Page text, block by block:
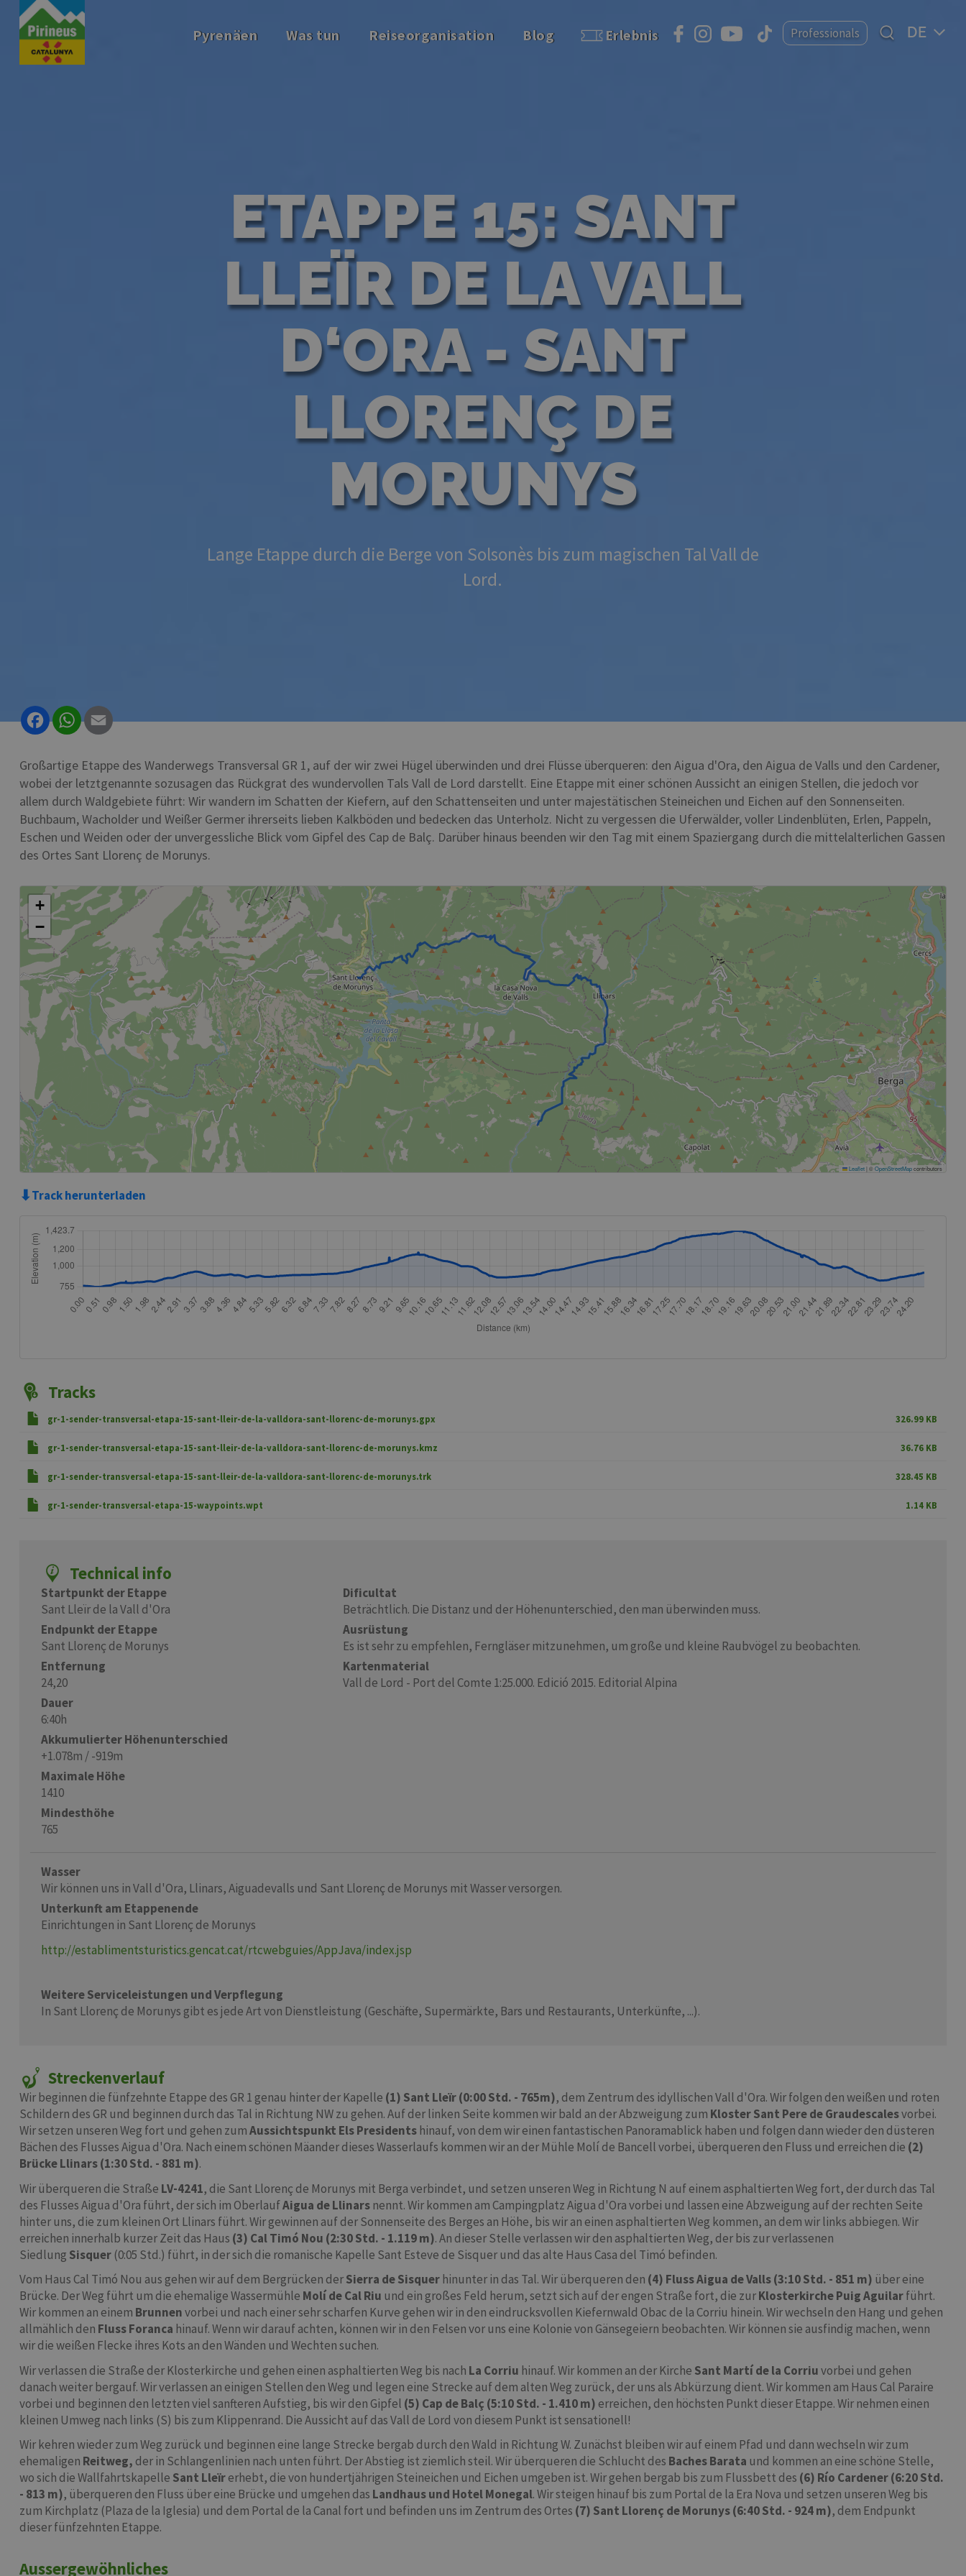
Direkt
zum
Inhalt
Pyrenäen Was tun Reiseorganisation Blog Erlebnis Professionals
Select
your
ETAPPE 15: SANT
LLEÏR DE LA VALL
D‘ORA - SANT
LLORENÇ DE
MORUNYS
Lange Etappe durch die Berge von Solsonès bis zum magischen Tal Vall de
Lord.
FacebookWhatsApp
Großartige Etappe des Wanderwegs Transversal GR 1, auf der wir zwei Hügel überwinden und drei Flüsse überqueren: den Aigua d'Ora, den Aigua de Valls und den Cardener,
wobei der letztgenannte sozusagen das Rückgrat des wundervollen Tals Vall de Lord darstellt. Eine Etappe mit einer schönen Aussicht an einigen Stellen, die jedoch vor
allem durch Waldgebiete führt: Wir wandern im Schatten der Kiefern, auf den Schattenseiten und unter majestätischen Steineichen und Eichen auf den Sonnenseiten.
Buchbaum, Wacholder und Weißer Germer ihrerseits lieben Kalkböden und bedecken das Unterholz. Nicht zu vergessen die Uferwälder, voller Lindenblüten, Erlen, Pappeln,
Eschen und Weiden oder der unvergessliche Blick vom Gipfel des Cap de Balç. Darüber hinaus beenden wir den Tag mit einem Spaziergang durch die mittelalterlichen Gassen
des Ortes Sant Llorenç de Morunys.
+
−
Leaflet| ©OpenStreetMapcontributors
⬇Track herunterladen
Tracks
gr-1-sender-transversal-etapa-15-sant-lleir-de-la-valldora-sant-llorenc-de-morunys.gpx 326.99 KB
gr-1-sender-transversal-etapa-15-sant-lleir-de-la-valldora-sant-llorenc-de-morunys.kmz 36.76 KB
gr-1-sender-transversal-etapa-15-sant-lleir-de-la-valldora-sant-llorenc-de-morunys.trk 328.45 KB
gr-1-sender-transversal-etapa-15-waypoints.wpt 1.14 KB
Technical info
Startpunkt der Etappe
Sant Lleïr de la Vall d'Ora
Endpunkt der Etappe
Sant Llorenç de Morunys
Entfernung
24,20
Dauer
6:40h
Akkumulierter Höhenunterschied
+1.078m / -919m
Maximale Höhe
1410
Mindesthöhe
765
Dificultat
Beträchtlich. Die Distanz und der Höhenunterschied, den man überwinden muss.
Ausrüstung
Es ist sehr zu empfehlen, Ferngläser mitzunehmen, um große und kleine Raubvögel zu beobachten.
Kartenmaterial
Vall de Lord - Port del Comte 1:25.000. Edició 2015. Editorial Alpina
Wasser
Wir können uns in Vall d'Ora, Llinars, Aiguadevalls und Sant Llorenç de Morunys mit Wasser versorgen.
Unterkunft am Etappenende
Einrichtungen in Sant Llorenç de Morunys
http://establimentsturistics.gencat.cat/rtcwebguies/AppJava/index.jsp
Weitere Serviceleistungen und Verpflegung
In Sant Llorenç de Morunys gibt es jede Art von Dienstleistung (Geschäfte, Supermärkte, Bars und Restaurants, Unterkünfte, ...).
Streckenverlauf
Wir beginnen die fünfzehnte Etappe des GR 1 genau hinter der Kapelle (1) Sant Lleïr (0:00 Std. - 765m), dem Zentrum des idyllischen Vall d'Ora. Wir folgen den weißen und roten
Schildern des GR und beginnen durch das Tal in Richtung NW zu gehen. Auf der linken Seite kommen wir bald an der Abzweigung zum Kloster Sant Pere de Graudescalesvorbei.
Wir setzen unseren Weg fort und gehen zumAussichtspunkt Els Presidentshinauf, von dem wir einen fantastischen Panoramablick haben und folgen dann wieder den düsteren
Bächen des Flusses Aigua d'Ora. Nach einem schönen Mäander dieses Wasserlaufs kommen wir an der Mühle Molí de Bancell vorbei, überqueren den Fluss und erreichen die (2)
Brücke Llinars (1:30 Std. - 881 m).
Wir überqueren die Straße LV-4241, die Sant Llorenç de Morunys mit Berga verbindet, und setzen unseren Weg in Richtung N auf einem asphaltierten Weg fort, der durch das Tal
des Flusses Aigua d'Ora führt, der sich im OberlaufAigua de Llinarsnennt. Wir kommen am Campingplatz Aigua d'Ora vorbei und lassen eine Abzweigung auf der rechten Seite
hinter uns, die zum kleinen Ort Llinars führt. Wir gewinnen auf der Sonnenseite des Berges an Höhe, bis wir an einen asphaltierten Weg kommen, an dem wir links abbiegen. Wir
erreichen innerhalb kurzer Zeit das Haus (3) Cal Timó Nou (2:30 Std. - 1.119 m). An dieser Stelle verlassen wir den asphaltierten Weg, der bis zur verlassenen
Siedlung Sisquer (0:05 Std.) führt, in der sich die romanische Kapelle Sant Esteve de Sisquer und das alte Haus Casa del Timó befinden.
Vom Haus Cal Timó Nou aus gehen wir auf dem Bergrücken derSierra de Sisquerhinunter in das Tal. Wir überqueren den (4) Fluss Aigua de Valls (3:10 Std. - 851 m) über eine
Brücke. Der Weg führt um die ehemalige Wassermühle Molí de Cal Riu und ein großes Feld herum, setzt sich auf der engen Straße fort, die zurKlosterkirche Puig Aguilarführt.
Wir kommen an einem Brunnenvorbei und nach einer sehr scharfen Kurve gehen wir in den eindrucksvollen Kiefernwald Obac de la Corriu hinein. Wir wechseln den Hang und gehen
allmählich den Fluss Foranca hinauf. Wenn wir darauf achten, können wir in den Felsen vor uns eine Kolonie von Gänsegeiern beobachten. Wir können sie ausfindig machen, wenn
wir die weißen Flecke ihres Kots an den Wänden und Wechten suchen.
Wir verlassen die Straße der Klosterkirche und gehen einen asphaltierten Weg bis nach La Corriu hinauf. Wir kommen an der Kirche Sant Martí de la Corriuvorbei und gehen
danach weiter bergauf. Wir verlassen an einigen Stellen den Weg und legen eine Strecke auf dem alten Weg zurück, der uns als Abkürzung dient. Wir kommen am Haus Cal Paraire
vorbei und beginnen den letzten viel sanfteren Aufstieg, bis wir den Gipfel (5) Cap de Balç (5:10 Std. - 1.410 m) erreichen, den höchsten Punkt dieser Etappe. Wir nehmen einen
kleinen Umweg nach links (S) bis zum Klippenrand. Die Aussicht auf das Vall de Lord von diesem Punkt ist sensationell!
Wir kehren wieder zum Weg zurück und beginnen eine lange Strecke bergab durch den Wald in Richtung W. Zunächst bleiben wir auf einem Pfad und dann wechseln wir zum
ehemaligen Reitweg, der in Schlangenlinien nach unten führt. Der Abstieg ist ziemlich steil. Wir überqueren die Schlucht des BachesBarata und kommen an eine schöne Stelle,
wo sich die Wallfahrtskapelle Sant Lleïrerhebt, die von hundertjährigen Steineichen und Eichen umgeben ist. Wir gehen bergab bis zum Flussbett des (6) Río Cardener (6:20 Std.
- 813 m), überqueren den Fluss über eine Brücke und umgehen das Landhaus und Hotel Monegal. Wir steigen hinauf bis zum Portal de la Era Nova und setzen unseren Weg bis
zum Kirchplatz (Plaza de la Iglesia) und dem Portal de la Canal fort und befinden uns im Zentrum des Ortes (7) Sant Llorenç de Morunys (6:40 Std. - 924 m), dem Endpunkt
dieser fünfzehnten Etappe.
Aussergewöhnliches